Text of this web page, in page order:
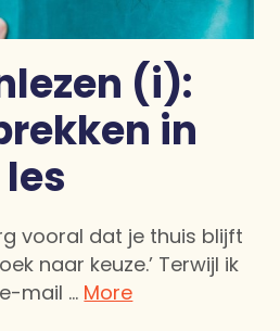
(i):
in
vooral dat je thuis blijft
naar keuze.’ Terwijl ik
mail … More